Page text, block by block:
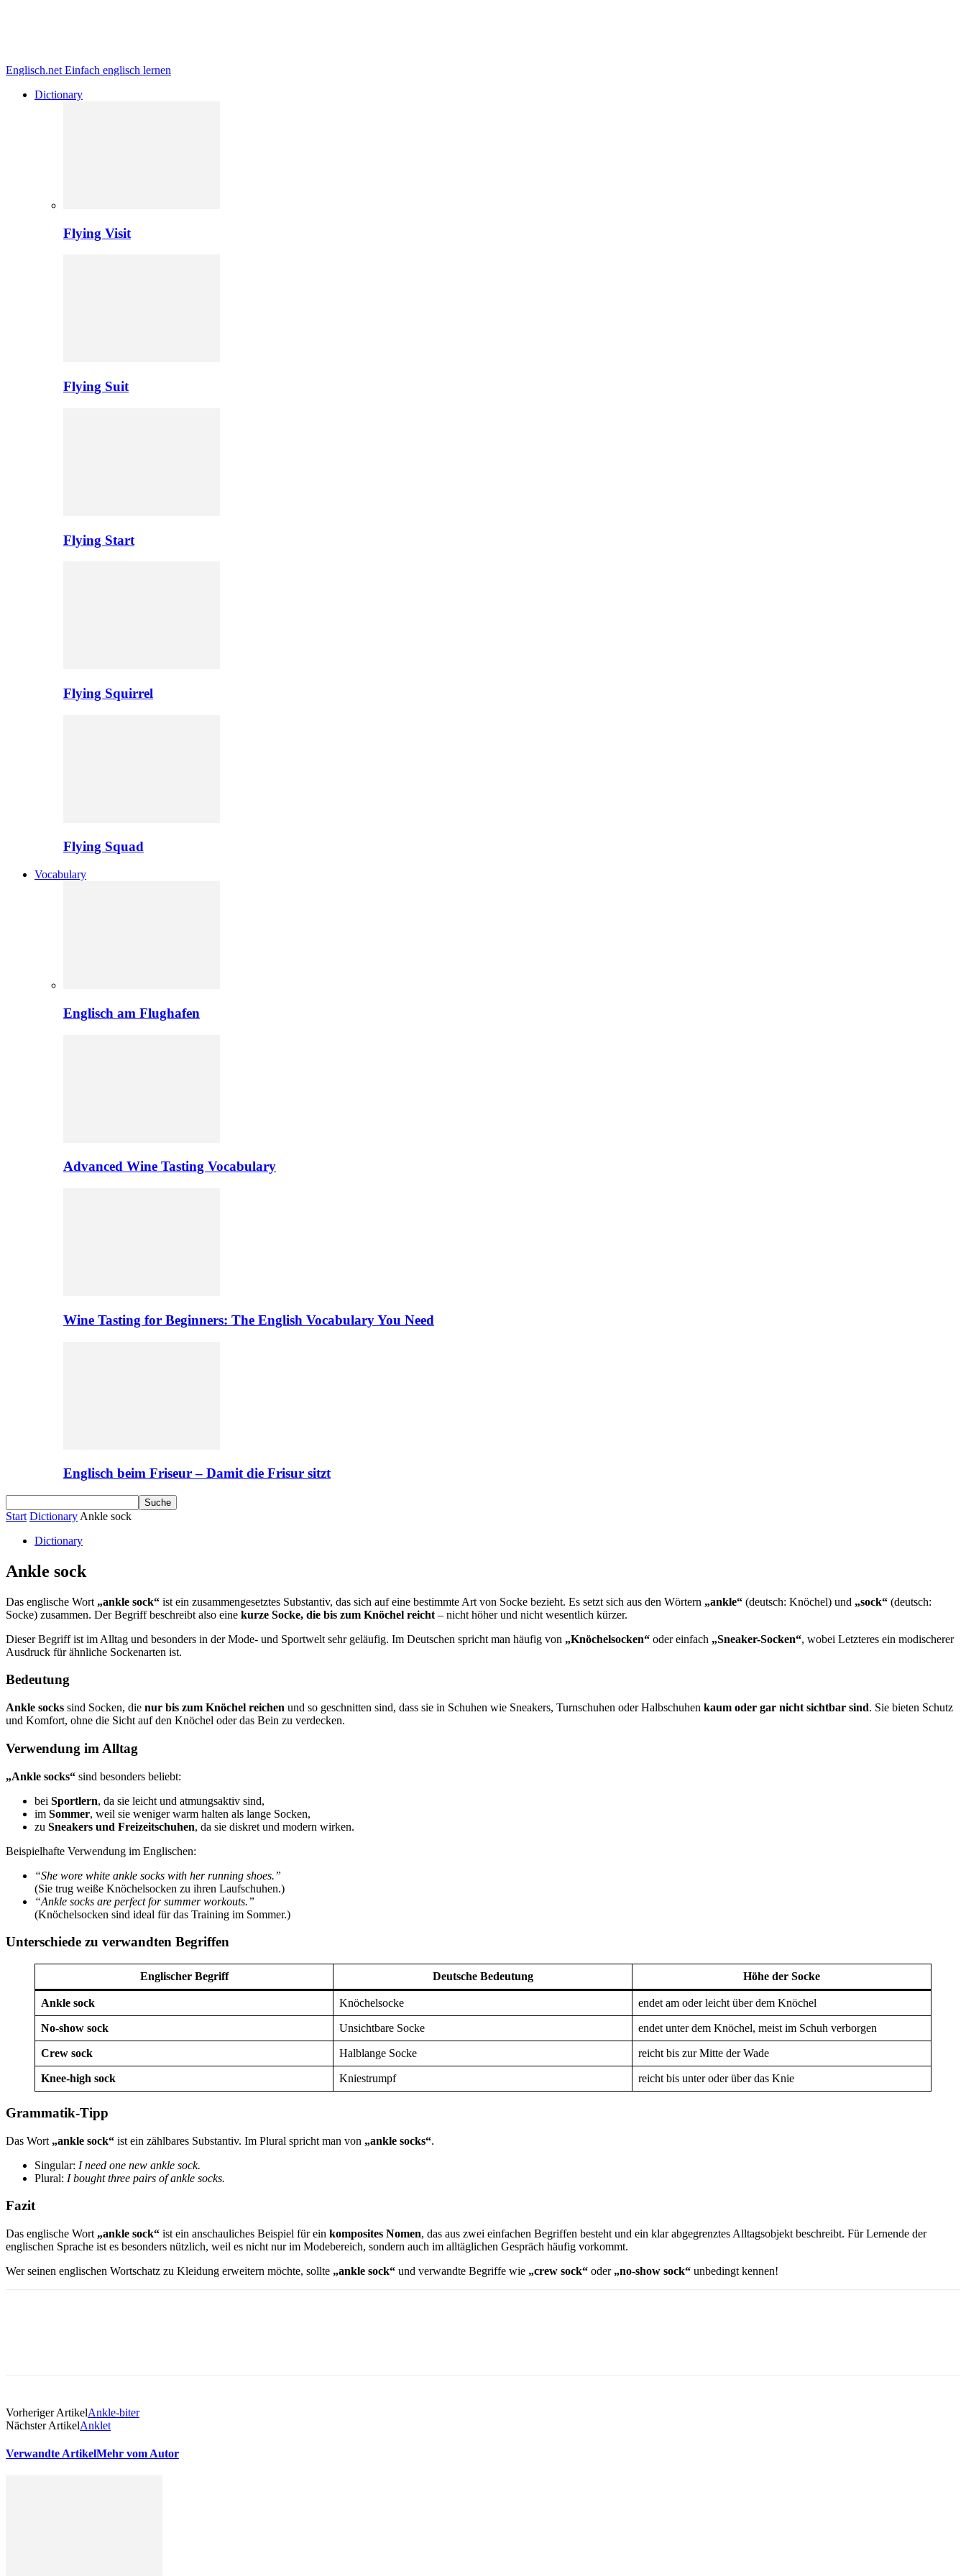
Englisch.net Einfach englisch lernen
Dictionary
Flying Visit
Flying Suit
Flying Start
Flying Squirrel
Flying Squad
Vocabulary
Englisch am Flughafen
Advanced Wine Tasting Vocabulary
Wine Tasting for Beginners: The English Vocabulary You Need
Englisch beim Friseur – Damit die Frisur sitzt
Start Dictionary Ankle sock
Dictionary
Ankle sock
Das englische Wort „ankle sock“ ist ein zusammengesetztes Substantiv, das sich auf eine bestimmte Art von Socke bezieht. Es setzt sich aus den Wörtern „ankle“ (deutsch: Knöchel) und „sock“ (deutsch:
Socke) zusammen. Der Begriff beschreibt also eine kurze Socke, die bis zum Knöchel reicht – nicht höher und nicht wesentlich kürzer.
Dieser Begriff ist im Alltag und besonders in der Mode- und Sportwelt sehr geläufig. Im Deutschen spricht man häufig von „Knöchelsocken“ oder einfach „Sneaker-Socken“, wobei Letzteres ein modischerer
Ausdruck für ähnliche Sockenarten ist.
Bedeutung
Ankle socks sind Socken, die nur bis zum Knöchel reichen und so geschnitten sind, dass sie in Schuhen wie Sneakers, Turnschuhen oder Halbschuhen kaum oder gar nicht sichtbar sind. Sie bieten Schutz
und Komfort, ohne die Sicht auf den Knöchel oder das Bein zu verdecken.
Verwendung im Alltag
„Ankle socks“ sind besonders beliebt:
bei Sportlern, da sie leicht und atmungsaktiv sind,
im Sommer, weil sie weniger warm halten als lange Socken,
zu Sneakers und Freizeitschuhen, da sie diskret und modern wirken.
Beispielhafte Verwendung im Englischen:
“She wore white ankle socks with her running shoes.”
(Sie trug weiße Knöchelsocken zu ihren Laufschuhen.)
“Ankle socks are perfect for summer workouts.”
(Knöchelsocken sind ideal für das Training im Sommer.)
Unterschiede zu verwandten Begriffen
Englischer Begriff Deutsche Bedeutung Höhe der Socke
Ankle sock Knöchelsocke endet am oder leicht über dem Knöchel
No-show sock Unsichtbare Socke endet unter dem Knöchel, meist im Schuh verborgen
Crew sock Halblange Socke reicht bis zur Mitte der Wade
Knee-high sock Kniestrumpf reicht bis unter oder über das Knie
Grammatik-Tipp
Das Wort „ankle sock“ ist ein zählbares Substantiv. Im Plural spricht man von „ankle socks“.
Singular: I need one new ankle sock.
Plural: I bought three pairs of ankle socks.
Fazit
Das englische Wort „ankle sock“ ist ein anschauliches Beispiel für ein komposites Nomen, das aus zwei einfachen Begriffen besteht und ein klar abgegrenztes Alltagsobjekt beschreibt. Für Lernende der
englischen Sprache ist es besonders nützlich, weil es nicht nur im Modebereich, sondern auch im alltäglichen Gespräch häufig vorkommt.
Wer seinen englischen Wortschatz zu Kleidung erweitern möchte, sollte „ankle sock“ und verwandte Begriffe wie „crew sock“ oder „no-show sock“ unbedingt kennen!
Vorheriger ArtikelAnkle-biter
Nächster ArtikelAnklet
Verwandte ArtikelMehr vom Autor